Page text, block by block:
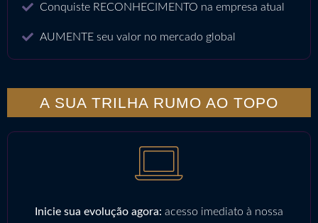
Conquiste RECONHECIMENTO na empresa atual
AUMENTE seu valor no mercado global
A SUA TRILHA RUMO AO TOPO
Inicie sua evolução agora: acesso imediato à nossa